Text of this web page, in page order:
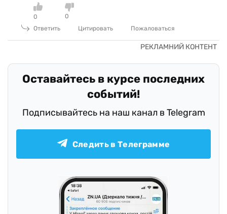
0
0
Ответить
Цитировать Пожаловаться
Оставайтесь в курсе последних
событий!
Подписывайтесь на наш канал в Telegram
Следить в Телеграмме